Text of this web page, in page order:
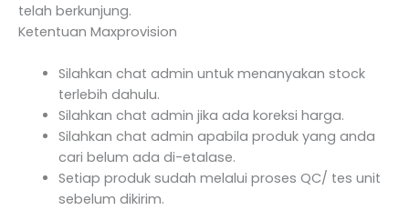
telah berkunjung.
Ketentuan Maxprovision
Silahkan chat admin untuk menanyakan stock
terlebih dahulu.
Silahkan chat admin jika ada koreksi harga.
Silahkan chat admin apabila produk yang anda
cari belum ada di-etalase.
Setiap produk sudah melalui proses QC/ tes unit
sebelum dikirim.